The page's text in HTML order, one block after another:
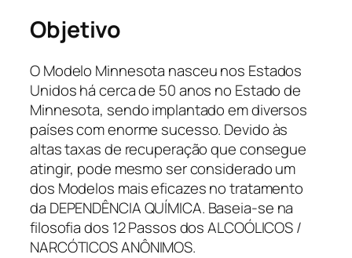
Objetivo
O Modelo Minnesota nasceu nos Estados
Unidos há cerca de 50 anos no Estado de
Minnesota, sendo implantado em diversos
países com enorme sucesso. Devido às
altas taxas de recuperação que consegue
atingir, pode mesmo ser considerado um
dos Modelos mais eficazes no tratamento
da DEPENDÊNCIA QUÍMICA. Baseia-se na
filosofia dos 12 Passos dos ALCOÓLICOS /
NARCÓTICOS ANÔNIMOS.